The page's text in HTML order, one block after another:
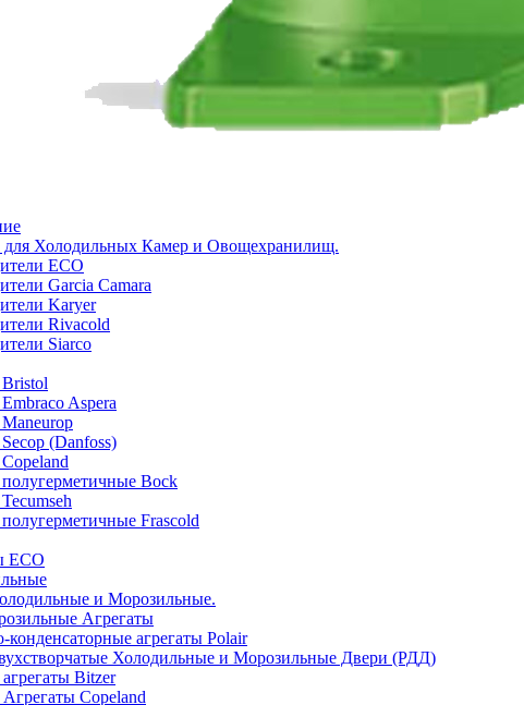
для Холодильных Камер и Овощехранилищ.
ECO
Garcia Camara
Karyer
Rivacold
Siarco
Aspera
(Danfoss)
Bock
Frascold
ECO
и Морозильные.
Агрегаты
конденсаторные агрегаты Polair
Холодильные и Морозильные Двери (РДД)
Bitzer
Copeland